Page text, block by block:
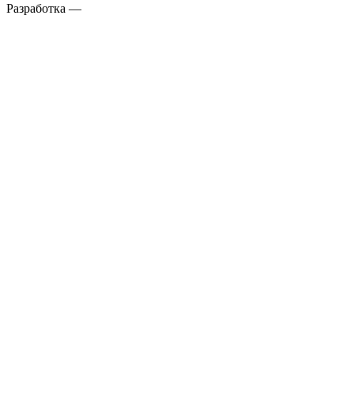
Разработка —